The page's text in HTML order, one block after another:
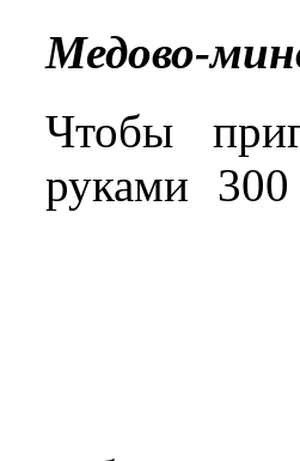
Медово-
Чтобы
руками